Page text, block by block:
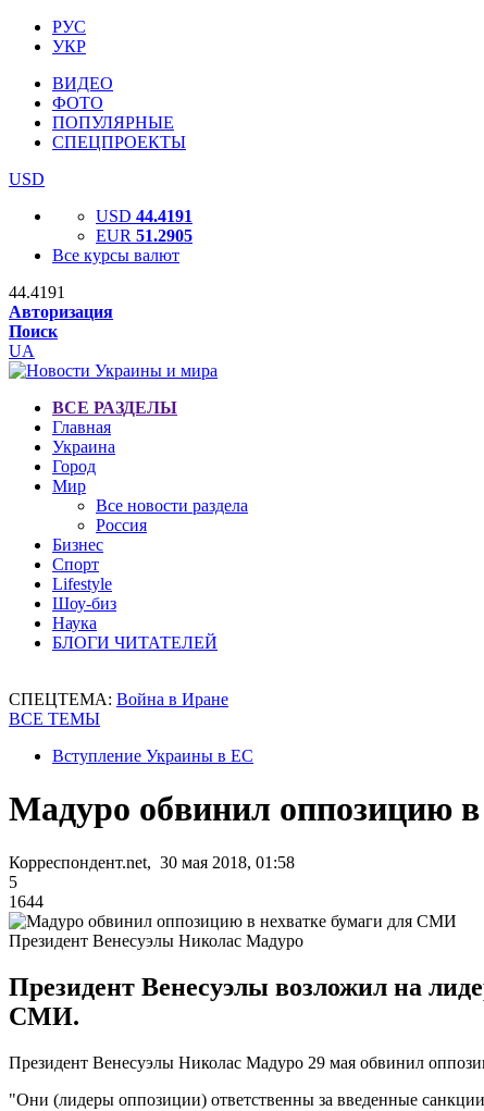
РУС
УКР
ВИДЕО
ФОТО
ПОПУЛЯРНЫЕ
СПЕЦПРОЕКТЫ
USD
USD 44.4191
EUR 51.2905
Все курсы валют
44.4191
Авторизация
Поиск
UA
ВСЕ РАЗДЕЛЫ
Главная
Украина
Город
Мир
Все новости раздела
Россия
Бизнес
Спорт
Lifestyle
Шоу-биз
Наука
БЛОГИ ЧИТАТЕЛЕЙ
СПЕЦТЕМА: Война в Иране
ВСЕ ТЕМЫ
Вступление Украины в ЕС
Мадуро обвинил оппозицию
Корреспондент.net, 30 мая 2018, 01:58
5
1644
Президент Венесуэлы Николас Мадуро
Президент Венесуэлы возложил на
СМИ.
Президент Венесуэлы Николас Мадуро 29 мая обвинил
"Они (лидеры оппозиции) ответственны за введенные